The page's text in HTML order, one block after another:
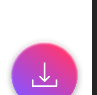
- смотри и
в чате